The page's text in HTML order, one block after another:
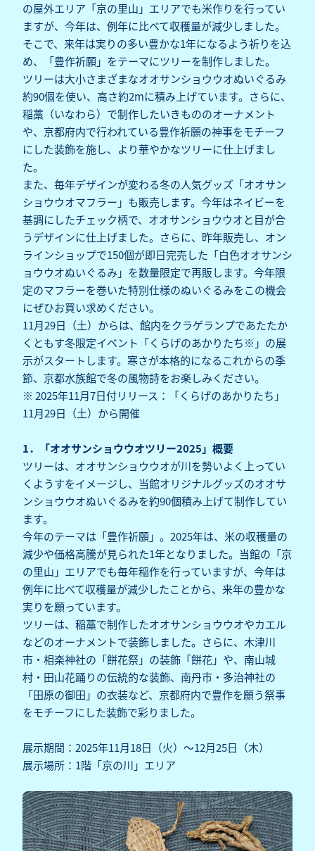
の屋外エリア「京の里山」エリアでも米作りを行ってい
ますが、今年は、例年に比べて収穫量が減少しました。
そこで、来年は実りの多い豊かな1年になるよう祈りを込
め、「豊作祈願」をテーマにツリーを制作しました。
ツリーは大小さまざまなオオサンショウウオぬいぐるみ
約90個を使い、高さ約2mに積み上げています。さらに、
稲藁（いなわら）で制作したいきもののオーナメント
や、京都府内で行われている豊作祈願の神事をモチーフ
にした装飾を施し、より華やかなツリーに仕上げまし
た。
また、毎年デザインが変わる冬の人気グッズ「オオサン
ショウウオマフラー」も販売します。今年はネイビーを
基調にしたチェック柄で、オオサンショウウオと目が合
うデザインに仕上げました。さらに、昨年販売し、オン
ラインショップで150個が即日完売した「白色オオサンシ
ョウウオぬいぐるみ」を数量限定で再販します。今年限
定のマフラーを巻いた特別仕様のぬいぐるみをこの機会
にぜひお買い求めください。
11月29日（土）からは、館内をクラゲランプであたたか
くともす冬限定イベント「くらげのあかりたち※」の展
示がスタートします。寒さが本格的になるこれからの季
節、京都水族館で冬の風物詩をお楽しみください。
※ 2025年11月7日付リリース：「くらげのあかりたち」
11月29日（土）から開催
1．「オオサンショウウオツリー2025」概要
ツリーは、オオサンショウウオが川を勢いよく上ってい
くようすをイメージし、当館オリジナルグッズのオオサ
ンショウウオぬいぐるみを約90個積み上げて制作してい
ます。
今年のテーマは「豊作祈願」。2025年は、米の収穫量の
減少や価格高騰が見られた1年となりました。当館の「京
の里山」エリアでも毎年稲作を行っていますが、今年は
例年に比べて収穫量が減少したことから、来年の豊かな
実りを願っています。
ツリーは、稲藁で制作したオオサンショウウオやカエル
などのオーナメントで装飾しました。さらに、木津川
市・相楽神社の「餅花祭」の装飾「餅花」や、南山城
村・田山花踊りの伝統的な装飾、南丹市・多治神社の
「田原の御田」の衣装など、京都府内で豊作を願う祭事
をモチーフにした装飾で彩りました。
展示期間：2025年11月18日（火）～12月25日（木）
展示場所：1階「京の川」エリア